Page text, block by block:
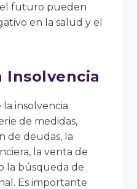
futuro pueden
en la salud y el
Insolvencia
insolvencia
de medidas,
de deudas, la
la venta de
la búsqueda de
Es importante